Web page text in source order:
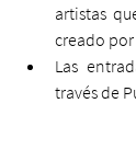
artistas
creado
Las
través de